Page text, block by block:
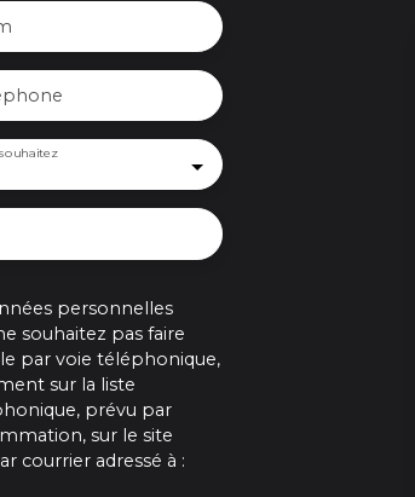
personnelles
souhaitez pas faire
par voie téléphonique,
sur la liste
prévu par
sur le site
courrier adressé à :